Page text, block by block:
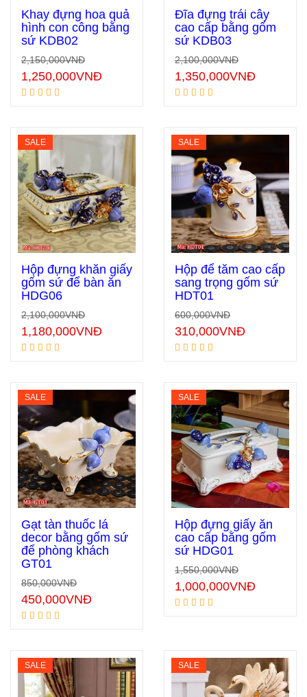
Đĩa đựng trái cây
cao cấp bằng gốm
sứ KDB03
2,100,000VNĐ
1,350,000VNĐ
Khay đựng hoa quả
hình con công bằng
sứ KDB02
2,150,000VNĐ
1,250,000VNĐ
SALE
Hộp để tăm cao cấp
sang trọng gốm sứ
HDT01
600,000VNĐ
310,000VNĐ
SALE
Hộp đựng khăn giấy
gốm sứ để bàn ăn
HDG06
2,100,000VNĐ
1,180,000VNĐ
SALE
Hộp đựng giấy ăn
cao cấp bằng gốm
sứ HDG01
1,550,000VNĐ
1,000,000VNĐ
SALE
Thêm vào giỏ hàng
Gạt tàn thuốc lá
decor bằng gốm sứ
để phòng khách
GT01
850,000VNĐ
450,000VNĐ
SALE
SALE